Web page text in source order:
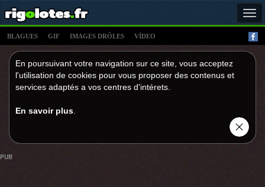
BLAGUES GIF IMAGES DRÔLES VÍDEO
En poursuivant votre navigation sur ce site, vous acceptez
l'utilisation de cookies pour vous proposer des contenus et
services adaptés a vos centres d'intérets.
En savoir plus
PUB